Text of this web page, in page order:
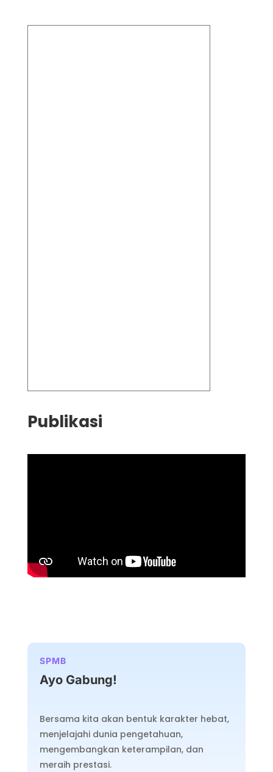
Publikasi
SPMB
Ayo Gabung!
Bersama kita akan bentuk karakter hebat,
menjelajahi dunia pengetahuan,
mengembangkan keterampilan, dan
meraih prestasi.